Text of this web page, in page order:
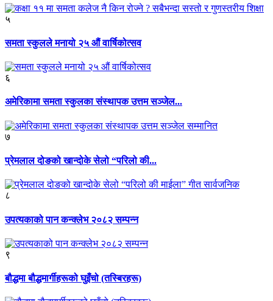
५
समता स्कुलले मनायो २५ औं वार्षिकोत्सव
६
अमेरिकामा समता स्कुलका संस्थापक उत्तम सञ्जेल...
७
प्रेमलाल दोङको खान्दोके सेलो “परिलो की...
८
उपत्यकाको पान कन्क्लेभ २०८२ सम्पन्न
९
बौद्धमा बौद्धमार्गीहरूको घुइँचो (तस्बिरहरू)